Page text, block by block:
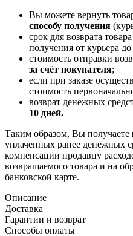
Вы можете вернуть
способу получения
срок для возврата
получения от курьера
стоимость отправки
за счёт покупателя;
если при заказе
стоимость
возврат денежных
10 дней.
Таким образом, Вы получаете
уплаченных ранее денежных
компенсации продавцу
возвращаемого товара и на
банковской карте.
Описание
Доставка
Гарантии и возврат
Способы оплаты